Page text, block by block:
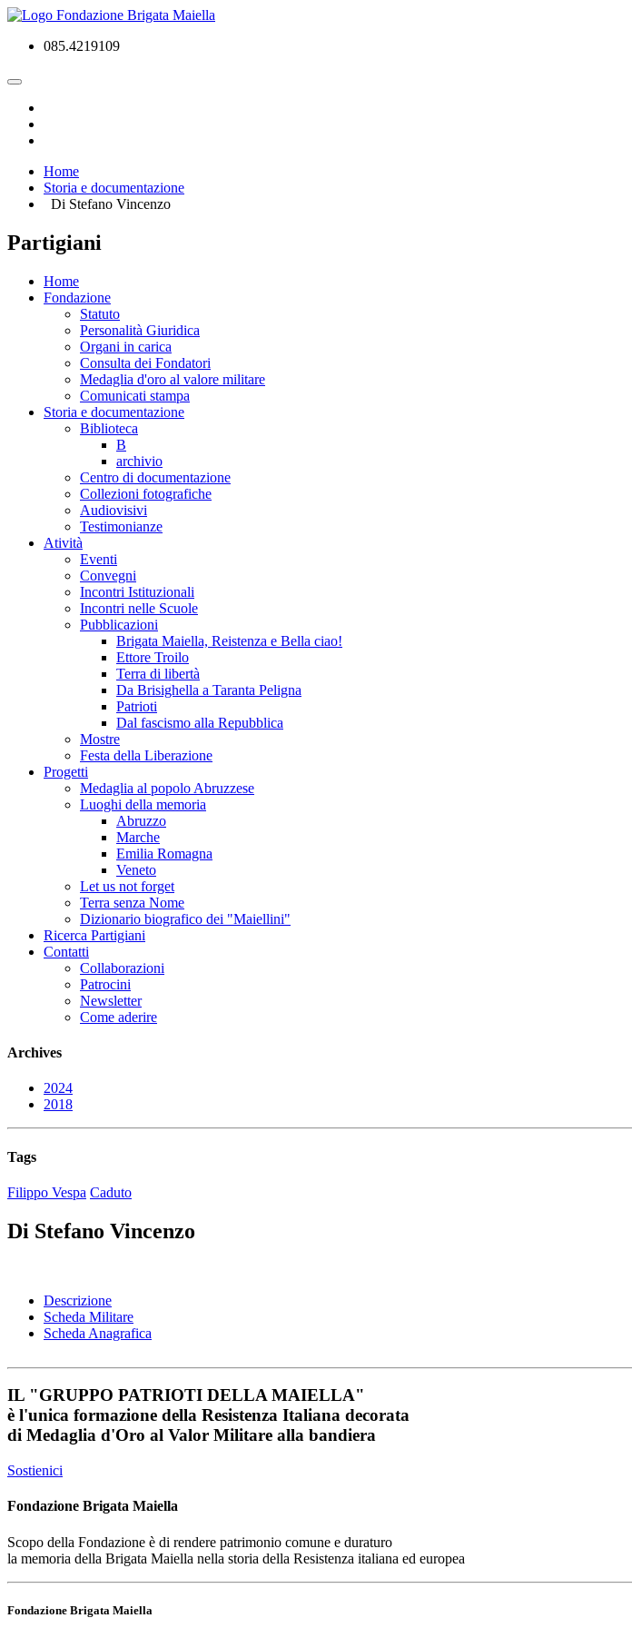
085.4219109
Home
Storia e documentazione
Di Stefano Vincenzo
Partigiani
Home
Fondazione
Statuto
Personalità Giuridica
Organi in carica
Consulta dei Fondatori
Medaglia d'oro al valore militare
Comunicati stampa
Storia e documentazione
Biblioteca
B
archivio
Centro di documentazione
Collezioni fotografiche
Audiovisivi
Testimonianze
Atività
Eventi
Convegni
Incontri Istituzionali
Incontri nelle Scuole
Pubblicazioni
Brigata Maiella, Reistenza e Bella ciao!
Ettore Troilo
Terra di libertà
Da Brisighella a Taranta Peligna
Patrioti
Dal fascismo alla Repubblica
Mostre
Festa della Liberazione
Progetti
Medaglia al popolo Abruzzese
Luoghi della memoria
Abruzzo
Marche
Emilia Romagna
Veneto
Let us not forget
Terra senza Nome
Dizionario biografico dei "Maiellini"
Ricerca Partigiani
Contatti
Collaborazioni
Patrocini
Newsletter
Come aderire
Archives
2024
2018
Tags
Filippo Vespa Caduto
Di Stefano Vincenzo
Descrizione
Scheda Militare
Scheda Anagrafica
IL "GRUPPO PATRIOTI DELLA MAIELLA"
è l'unica formazione della Resistenza Italiana decorata
di Medaglia d'Oro al Valor Militare alla bandiera
Sostienici
Fondazione Brigata Maiella
Scopo della Fondazione è di rendere patrimonio comune e duraturo
la memoria della Brigata Maiella nella storia della Resistenza italiana ed europea
Fondazione Brigata Maiella